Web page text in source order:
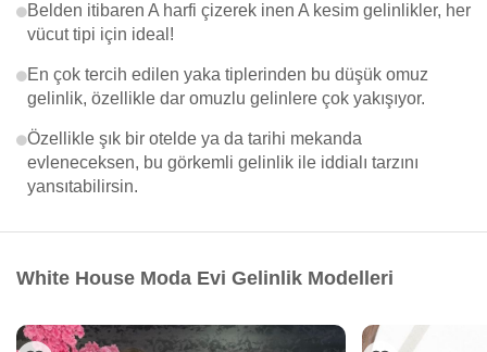
Belden itibaren A harfi çizerek inen A kesim gelinlikler, her
vücut tipi için ideal!
En çok tercih edilen yaka tiplerinden bu düşük omuz
gelinlik, özellikle dar omuzlu gelinlere çok yakışıyor.
Özellikle şık bir otelde ya da tarihi mekanda
evleneceksen, bu görkemli gelinlik ile iddialı tarzını
yansıtabilirsin.
White House Moda Evi Gelinlik Modelleri